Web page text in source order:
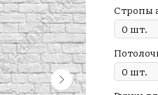
Стропы